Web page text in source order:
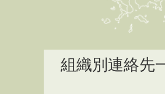
組織別連絡先